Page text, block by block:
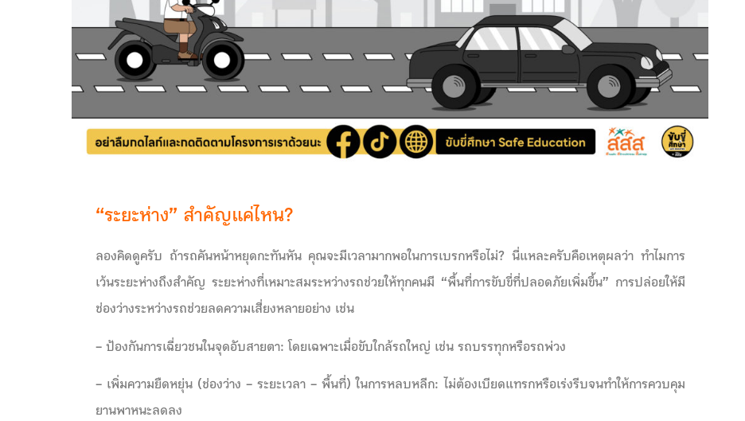
“ระยะห่าง” สำคัญแค่ไหน?
ลองคิดดูครับ ถ้ารถคันหน้าหยุดกะทันหัน คุณจะมีเวลามากพอในการเบรกหรือไม่? นี่แหละครับคือเหตุผลว่า ทำไมการ
เว้นระยะห่างถึงสำคัญ ระยะห่างที่เหมาะสมระหว่างรถช่วยให้ทุกคนมี “พื้นที่การขับขี่ที่ปลอดภัยเพิ่มขึ้น” การปล่อยให้มี
ช่องว่างระหว่างรถช่วยลดความเสี่ยงหลายอย่าง เช่น
– ป้องกันการเฉี่ยวชนในจุดอับสายตา: โดยเฉพาะเมื่อขับใกล้รถใหญ่ เช่น รถบรรทุกหรือรถพ่วง
– เพิ่มความยืดหยุ่น (ช่องว่าง – ระยะเวลา – พื้นที่) ในการหลบหลีก:ไม่ต้องเบียดแทรกหรือเร่งรีบจนทำให้การควบคุม
ยานพาหนะลดลง